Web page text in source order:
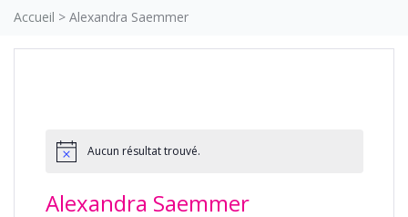
Accueil > Alexandra Saemmer
Aucun résultat trouvé.
Alexandra Saemmer